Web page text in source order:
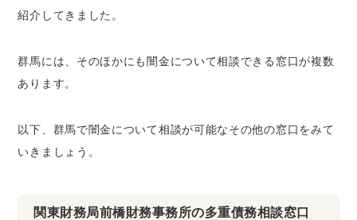
紹介してきました。
群馬には、そのほかにも闇金について相談できる窓口が複数
あります。
以下、群馬で闇金について相談が可能なその他の窓口をみて
いきましょう。
関東財務局前橋財務事務所の多重債務相談窓口